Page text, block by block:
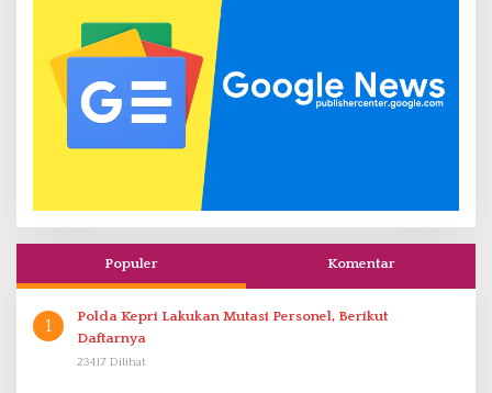
Populer Komentar
1
Polda Kepri Lakukan Mutasi Personel, Berikut
Daftarnya
23417 Dilihat